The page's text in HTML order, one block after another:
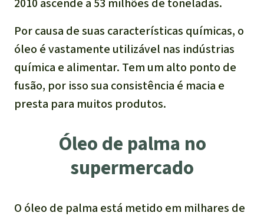
Por causa de suas características químicas, o
óleo é vastamente utilizável nas indústrias
química e alimentar. Tem um alto ponto de
fusão, por isso sua consistência é macia e
presta para muitos produtos.
Óleo de palma no
supermercado
O óleo de palma está metido em milhares de